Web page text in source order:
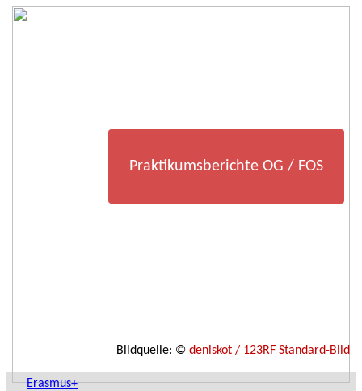
Praktikumsberichte OG / FOS
Bildquelle: © deniskot / 123RF Standard-Bild
Erasmus+